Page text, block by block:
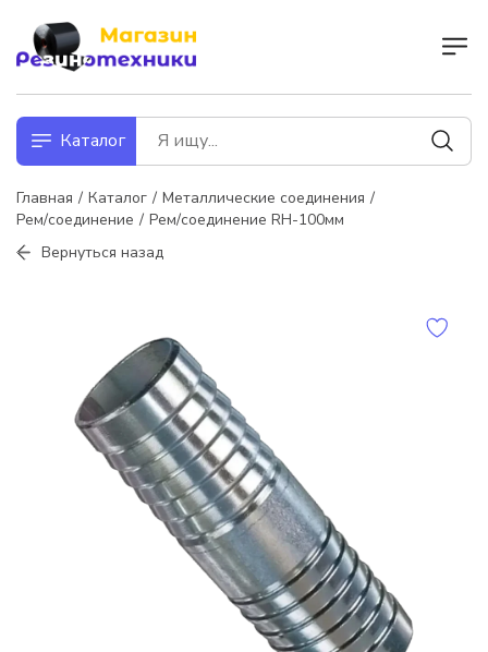
Каталог
Главная Каталог
Металлические соединения
Рем/соединение
Рем/соединение RH-100мм
Вернуться назад